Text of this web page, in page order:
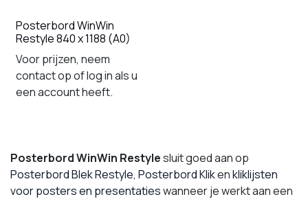
Posterbord WinWin
Restyle 840 x 1188 (A0)
Voor prijzen, neem
contact op of log in als u
een account heeft.
Posterbord WinWin Restylesluit goed aan op
Posterbord Blek Restyle, Posterbord Klikenkliklijsten
voor posters en presentatieswanneer je werkt aan een